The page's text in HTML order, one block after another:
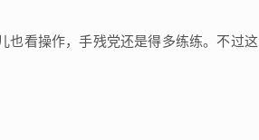
也看操作，手残党还是得多练练。不过这